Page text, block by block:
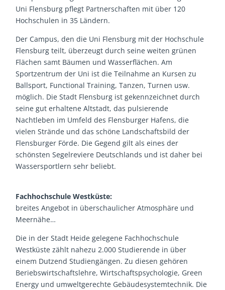
Uni Flensburg pflegt Partnerschaften mit über 120
Hochschulen in 35 Ländern.
Der Campus, den die Uni Flensburg mit der Hochschule
Flensburg teilt, überzeugt durch seine weiten grünen
Flächen samt Bäumen und Wasserflächen. Am
Sportzentrum der Uni ist die Teilnahme an Kursen zu
Ballsport, Functional Training, Tanzen, Turnen usw.
möglich. Die Stadt Flensburg ist gekennzeichnet durch
seine gut erhaltene Altstadt, das pulsierende
Nachtleben im Umfeld des Flensburger Hafens, die
vielen Strände und das schöne Landschaftsbild der
Flensburger Förde. Die Gegend gilt als eines der
schönsten Segelreviere Deutschlands und ist daher bei
Wassersportlern sehr beliebt.
Fachhochschule Westküste:
breites Angebot in überschaulicher Atmosphäre und
Meernähe…
Die in der Stadt Heide gelegene Fachhochschule
Westküste zählt nahezu 2.000 Studierende in über
einem Dutzend Studiengängen. Zu diesen gehören
Beriebswirtschaftslehre, Wirtschaftspsychologie, Green
Energy und umweltgerechte Gebäudesystemtechnik. Die